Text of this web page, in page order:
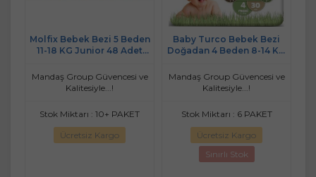
Molfix Bebek Bezi 5 Beden
11-18 KG Junior 48 Adet
Mandaş Group Güvencesi ve
Kalitesiyle...!
Stok Miktarı : 10+ PAKET
Ücretsiz Kargo
Baby Turco Bebek Bezi
Doğadan 4 Beden 8-14 KG
Mandaş Group Güvencesi ve
Kalitesiyle...!
Stok Miktarı : 6 PAKET
Ücretsiz Kargo
Sınırlı Stok